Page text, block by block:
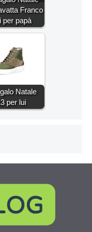
Franco
per papà
Natale
per lui